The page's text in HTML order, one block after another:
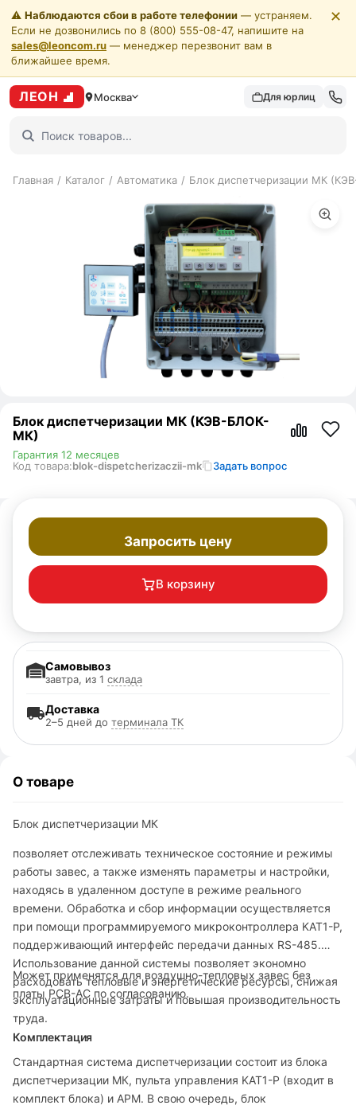
⚠️ Наблюдаются сбои в работе телефонии — устраняем.
Если не дозвонились по 8 (800) 555-08-47, напишите на
sales@leoncom.ru — менеджер перезвонит вам в
ближайшее время.
✕
ЛЕОН Москва Для юрлиц
Главная / Каталог / Автоматика / Блок диспетчеризации МК
Блок диспетчеризации МК (КЭВ-БЛОК-
МК)
Код товара:blok-dispetcherizaczii-mk Задать вопрос
Гарантия 12 месяцев
Запросить цену
В корзину
Доставка
2–5 дней до терминала ТК
Самовывоз
завтра, из 1 склада
О товаре
Блок диспетчеризации МК
позволяет отслеживать техническое состояние и режимы
работы завес, а также изменять параметры и настройки,
находясь в удаленном доступе в режиме реального
времени. Обработка и сбор информации осуществляется
при помощи программируемого микроконтроллера KAT1-Р,
поддерживающий интерфейс передачи данных RS-485.
Использование данной системы позволяет экономно
расходовать тепловые и энергетические ресурсы, снижая
эксплуатационные затраты и повышая производительность
труда.
Может применятся для воздушно-тепловых завес без
платы PCB-AC по согласованию.
Комплектация
Стандартная система диспетчеризации состоит из блока
диспетчеризации МК, пульта управления KAT1-Р (входит в
комплект блока) и АРМ. В свою очередь, блок